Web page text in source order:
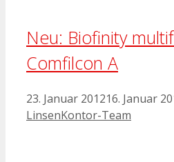
Neu: Biofinity
Comfilcon A
23. Januar 201216. Januar
LinsenKontor-Team